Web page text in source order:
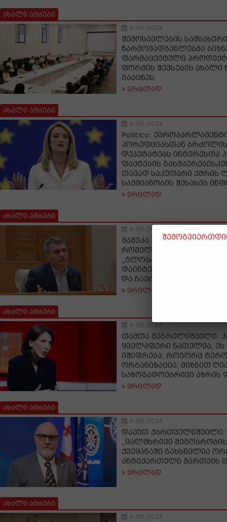
ახალი ამბები
4-09-2024
შემოსავლების
წარმომადგენლებმა
ფარმაცევტული
ფორმის შევსების ახალი
გააცნეს
ვრცლად
ახალი ამბები
4-09-2024
Politico:
კორუფციასთან
დეპუტატებს ინტერესთა
ფაქტების
თავად საკუთარი ქმრის
საქმიანობის შესახებ
ვრცლად
ახალი ამბები
4-09-2024
მამუკა მდინარაძე:
რომელთა უმრავლესობა
„გლობალური ომის
დაინტერესებულია,
და ჩაერთოს ომში,
ვრცლად
ახალი ამბები
4-09-2024
თამთა მეგრელიშვილი:
ყველაფერი ნათელია, ეს
იშიფრება, როგორც
ორგანიზაცია, მიზნით
საზოგადოებრივი აზრის
ვრცლად
ახალი ამბები
4-09-2024
დავით
„ცალმხრივი
ქვეყანაში გახსნილია
ანტიქართული მართვის
ვრცლად
ახალი ამბები
4-09-2024